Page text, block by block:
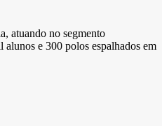
atuando no segmento
e 300 polos espalhados em